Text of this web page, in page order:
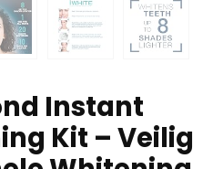
Instant
Kit – Veilig